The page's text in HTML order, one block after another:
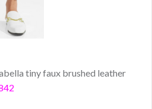
tiny faux brushed leather